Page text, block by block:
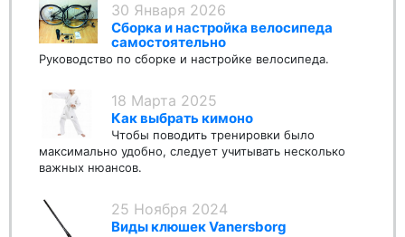
30 Января 2026
Сборка и настройка велосипеда
самостоятельно
Руководство по сборке и настройке велосипеда.
18 Марта 2025
Как выбрать кимоно
Чтобы поводить тренировки было
максимально удобно, следует учитывать несколько
важных нюансов.
25 Ноября 2024
Виды клюшек Vanersborg